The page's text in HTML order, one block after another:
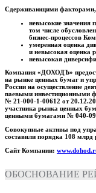
Сдерживающими факторами,
невысокие значения
том числе
бизнес-процессов
умеренная оценка
и невысокая оценка
невысокая
Компания «ДОХОДЪ»
на рынке ценных бумаг и
России на осуществление
паевыми инвестиционными
№ 21-000-1-00612 от
участника рынка ценных
ценными бумагами № 040-
Совокупные активы под
составили порядка 108 млрд
Сайт Компании:
ОБОСНОВАНИЕ